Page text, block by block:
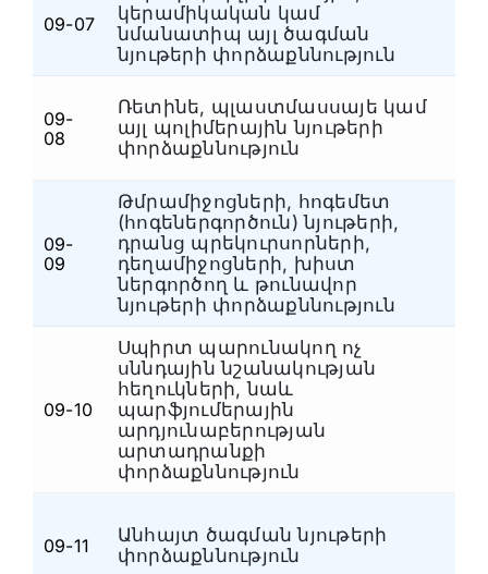
09-07
կերամիկական կամ
նմանատիպ այլ ծագման
նյութերի փորձաքննություն
09-
08
Ռետինե, պլաստմասսայե կամ
այլ պոլիմերային նյութերի
փորձաքննություն
09-
09
Թմրամիջոցների, հոգեմետ
(հոգեներգործուն) նյութերի,
դրանց պրեկուրսորների,
դեղամիջոցների, խիստ
ներգործող և թունավոր
նյութերի փորձաքննություն
09-10
Սպիրտ պարունակող ոչ
սննդային նշանակության
հեղուկների, նաև
պարֆյումերային
արդյունաբերության
արտադրանքի
փորձաքննություն
09-11
Անհայտ ծագման նյութերի
փորձաքննություն